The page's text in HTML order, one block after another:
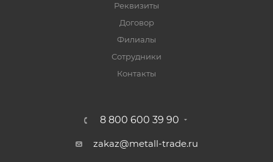
Реквизиты
Договор
Филиалы
Сотрудники
Контакты
8 800 600 39 90
zakaz@metall-trade.ru